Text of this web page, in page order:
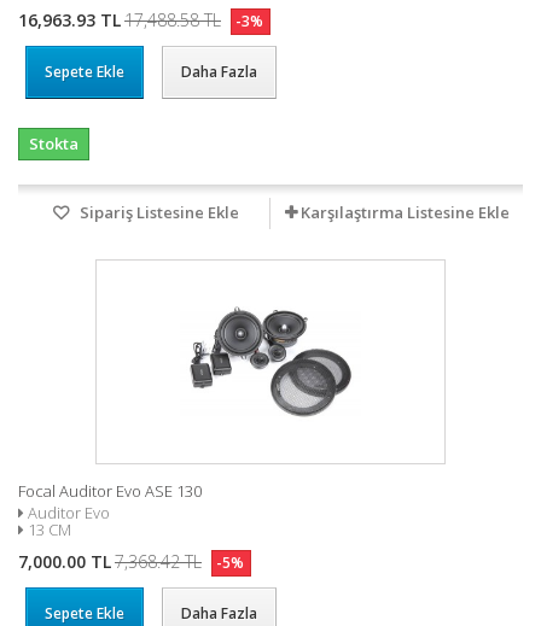
16,963.93 TL17,488.58 TL -3%
Sepete Ekle Daha Fazla
Stokta
Sipariş Listesine Ekle Karşılaştırma Listesine Ekle
Focal Auditor Evo ASE 130
Auditor Evo
13 CM
7,000.00 TL7,368.42 TL -5%
Sepete Ekle Daha Fazla